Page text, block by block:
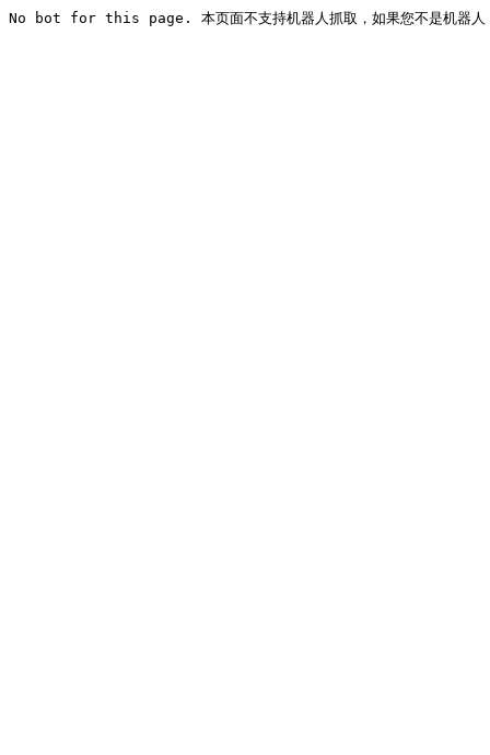
No bot for this page. 本页面不支持机器人抓取，如果您不是机器人，